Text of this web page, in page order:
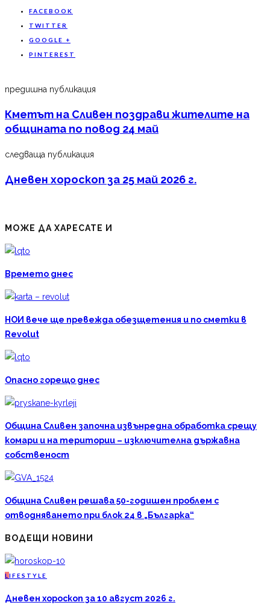
FACEBOOK
TWITTER
GOOGLE +
PINTEREST
предишна публикация
Кметът на Сливен поздрави жителите на
общината по повод 24 май
следваща публикация
Дневен хороскоп за 25 май 2026 г.
МОЖЕ ДА ХАРЕСАТЕ И
Времето днес
НОИ вече ще превежда обезщетения и по сметки в
Revolut
Опасно горещо днес
Община Сливен започна извънредна обработка срещу
комари и на територии – изключителна държавна
собственост
Община Сливен решава 50-годишен проблем с
отводняването при блок 24 в „Българка“
ВОДЕЩИ НОВИНИ
L IFESTYLE
Дневен хороскоп за 10 август 2026 г.